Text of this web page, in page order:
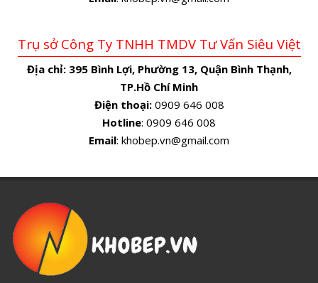
Trụ sở Công Ty TNHH TMDV Tư Vấn Siêu Việt
Địa chỉ: 395 Bình Lợi, Phường 13, Quận Bình Thạnh,
TP.Hồ Chí Minh
Điện thoại:0909 646 008
Hotline: 0909 646 008
Email: khobep.vn@gmail.com